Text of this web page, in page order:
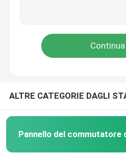
interruttore tastiera a
ALTRE CATEGORIE DAGLI